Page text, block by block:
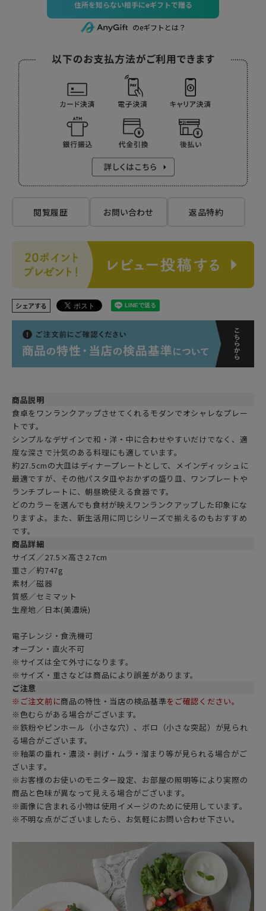
住所を知らない相手にeギフトで贈る
のeギフトとは？
閲覧履歴 お問い合わせ 返品特約
シェアする
商品説明
食卓をワンランクアップさせてくれるモダンでオシャレなプレー
トです。
シンプルなデザインで和・洋・中に合わせやすいだけでなく、適
度な深さで汁気のある料理にも適しています。
約27.5cmの大皿はディナープレートとして、メインディッシュに
最適ですが、その他パスタ皿やおかずの盛り皿、ワンプレートや
ランチプレートに、朝昼晩使える食器です。
どのカラーを選んでも食材が映えワンランクアップした印象にな
りますよ。また、新生活用に同じシリーズで揃えるのもおすすめ
です。
商品詳細
サイズ／27.5×高さ2.7cm
重さ／約747g
素材／磁器
質感／セミマット
生産地／日本(美濃焼)
電子レンジ・食洗機可
オーブン・直火不可
※サイズは全て外寸になります。
※サイズ・重さなどは商品により誤差があります。
ご注意
※ご注文前に商品の特性・当店の検品基準をご確認ください。
※色むらがある場合がございます。
※鉄粉やピンホール（小さな穴）、ボロ（小さな突起）が見られ
る場合がございます。
※釉薬の垂れ・濃淡・剥げ・ムラ・溜まり等が見られる場合がご
ざいます。
※お客様のお使いのモニター設定、お部屋の照明等により実際の
商品と色味が異なって見える場合がございます。
※画像に含まれる小物は使用イメージのために使用しています。
※不明な点がございましたら、お気軽にお問い合わせ下さい。